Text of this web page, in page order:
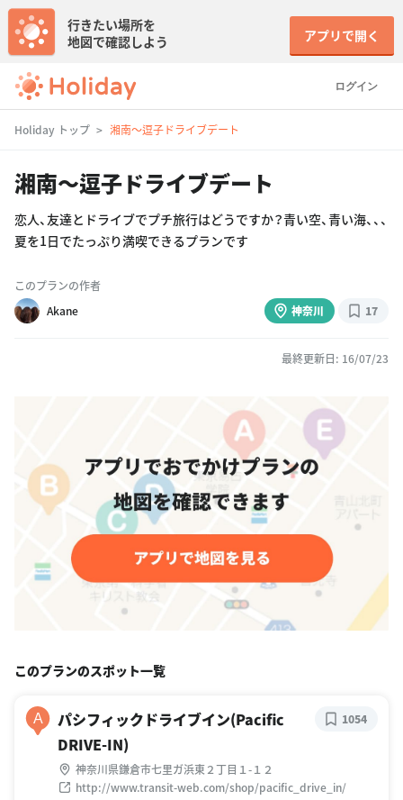
ログイン
行きたい場所を
地図で確認しよう
アプリで開く
Holiday トップ 湘南〜逗子ドライブデート
湘南〜逗子ドライブデート
恋人、友達とドライブでプチ旅行はどうですか？青い空、青い海、、、
夏を1日でたっぷり満喫できるプランです
このプランの作者
Akane
神奈川 17
最終更新日: 16/07/23
このプランのスポット一覧
A
パシフィックドライブイン(Pacific
DRIVE-IN)
神奈川県鎌倉市七里ガ浜東２丁目１-１２
http://www.transit-web.com/shop/pacific_drive_in/
1054